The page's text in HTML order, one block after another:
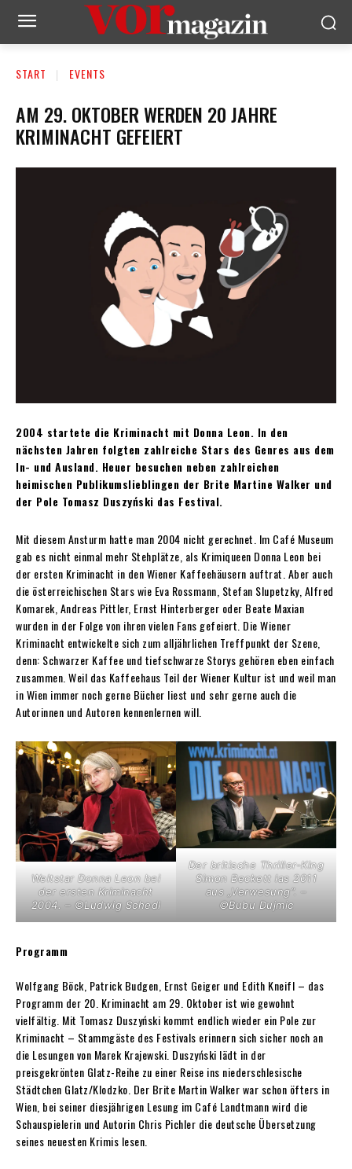
START EVENTS
AM 29. OKTOBER WERDEN 20 JAHRE
KRIMINACHT GEFEIERT
2004 startete die Kriminacht mit Donna Leon. In den
nächsten Jahren folgten zahlreiche Stars des Genres aus dem
In- und Ausland. Heuer besuchen neben zahlreichen
heimischen Publikumslieblingen der Brite Martine Walker und
der Pole Tomasz Duszyński das Festival.
Mit diesem Ansturm hatte man 2004 nicht gerechnet. Im Café Museum
gab es nicht einmal mehr Stehplätze, als Krimiqueen Donna Leon bei
der ersten Kriminacht in den Wiener Kaffeehäusern auftrat. Aber auch
die österreichischen Stars wie Eva Rossmann, Stefan Slupetzky, Alfred
Komarek, Andreas Pittler, Ernst Hinterberger oder Beate Maxian
wurden in der Folge von ihren vielen Fans gefeiert. Die Wiener
Kriminacht entwickelte sich zum alljährlichen Treffpunkt der Szene,
denn: Schwarzer Kaffee und tiefschwarze Storys gehören eben einfach
zusammen. Weil das Kaffeehaus Teil der Wiener Kultur ist und weil man
in Wien immer noch gerne Bücher liest und sehr gerne auch die
Autorinnen und Autoren kennenlernen will.
Weltstar Donna Leon bei
der ersten Kriminacht
2004. – ©Ludwig Schedl
Der britische Thriller-King
Simon Beckett las 2011
aus „Verwesung“. –
©Bubu Dujmic
Programm
Wolfgang Böck, Patrick Budgen, Ernst Geiger und Edith Kneifl – das
Programm der 20. Kriminacht am 29. Oktober ist wie gewohnt
vielfältig. Mit Tomasz Duszyński kommt endlich wieder ein Pole zur
Kriminacht – Stammgäste des Festivals erinnern sich sicher noch an
die Lesungen von Marek Krajewski. Duszyński lädt in der
preisgekrönten Glatz-Reihe zu einer Reise ins niederschlesische
Städtchen Glatz/Klodzko. Der Brite Martin Walker war schon öfters in
Wien, bei seiner diesjährigen Lesung im Café Landtmann wird die
Schauspielerin und Autorin Chris Pichler die deutsche Übersetzung
seines neuesten Krimis lesen.